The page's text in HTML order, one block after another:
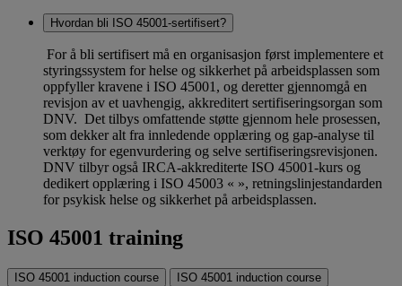
Hvordan bli ISO 45001-sertifisert?
For å bli sertifisert må en organisasjon først implementere et
styringssystem for helse og sikkerhet på arbeidsplassen som
oppfyller kravene i ISO 45001, og deretter gjennomgå en
revisjon av et uavhengig, akkreditert sertifiseringsorgan som
DNV. Det tilbys omfattende støtte gjennom hele prosessen,
som dekker alt fra innledende opplæring og gap-analyse til
verktøy for egenvurdering og selve sertifiseringsrevisjonen.
DNV tilbyr også IRCA-akkrediterte ISO 45001-kurs og
dedikert opplæring i ISO 45003 « », retningslinjestandarden
for psykisk helse og sikkerhet på arbeidsplassen.
ISO 45001 training
ISO 45001 induction course
ISO 45001 induction course